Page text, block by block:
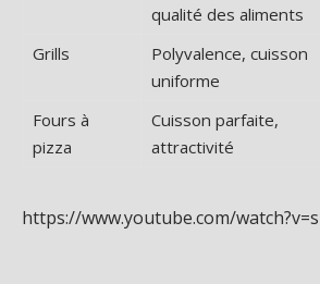
qualité des aliments
Grills
Polyvalence, cuisson
uniforme
Fours à
pizza
Cuisson parfaite,
attractivité
https://www.youtube.com/